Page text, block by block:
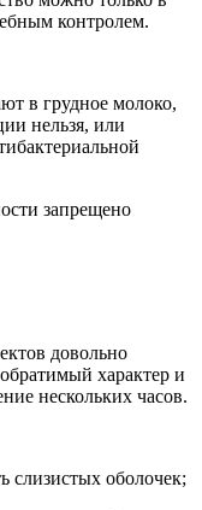
контролем.
в грудное молоко,
нельзя, или
запрещено
довольно
характер и
нескольких часов.
слизистых оболочек;